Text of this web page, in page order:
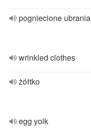
pogniecione ubrania
wrinkled clothes
żółtko
egg yolk